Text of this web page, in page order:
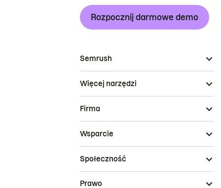
Rozpocznij darmowe demo
Semrush
Więcej narzędzi
Firma
Wsparcie
Społeczność
Prawo